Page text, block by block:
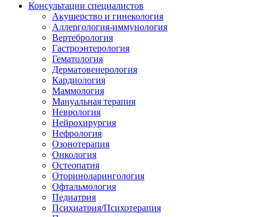
Консультации специалистов
Акушерство и гинекология
Аллергология-иммунология
Вертебрология
Гастроэнтерология
Гематология
Дерматовенерология
Кардиология
Маммология
Мануальная терапия
Неврология
Нейрохирургия
Нефрология
Озонотерапия
Онкология
Остеопатия
Оториноларингология
Офтальмология
Педиатрия
Психиатрия/Психотерапия